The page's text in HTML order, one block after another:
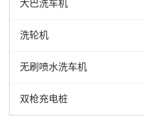
大巴洗车机
洗轮机
无刷喷水洗车机
双枪充电桩